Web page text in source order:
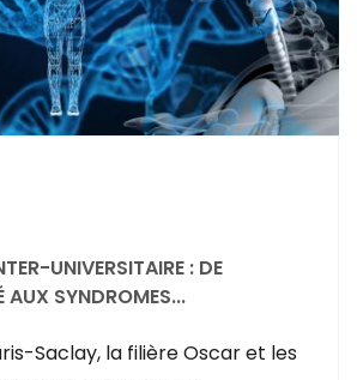
UNIVERSITAIRE : DE
AUX SYNDROMES...
Saclay, la filière Oscar et les